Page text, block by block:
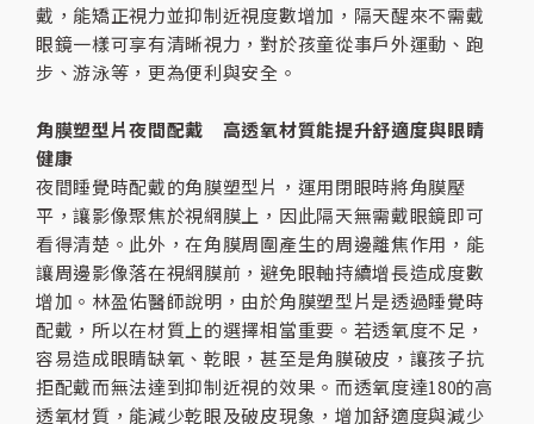
戴，能矯正視力並抑制近視度數增加，隔天醒來不需戴
眼鏡一樣可享有清晰視力，對於孩童從事戶外運動、跑
步、游泳等，更為便利與安全。
角膜塑型片夜間配戴 高透氧材質能提升舒適度與眼睛
健康
夜間睡覺時配戴的角膜塑型片，運用閉眼時將角膜壓
平，讓影像聚焦於視網膜上，因此隔天無需戴眼鏡即可
看得清楚。此外，在角膜周圍產生的周邊離焦作用，能
讓周邊影像落在視網膜前，避免眼軸持續增長造成度數
增加。林盈佑醫師說明，由於角膜塑型片是透過睡覺時
配戴，所以在材質上的選擇相當重要。若透氧度不足，
容易造成眼睛缺氧、乾眼，甚至是角膜破皮，讓孩子抗
拒配戴而無法達到抑制近視的效果。而透氧度達180的高
透氧材質，能減少乾眼及破皮現象，增加舒適度與減少